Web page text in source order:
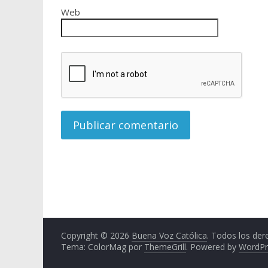
Web
Copyright © 2026 Buena Voz Católica. Todos los
Tema: ColorMag por ThemeGrill. Powered by